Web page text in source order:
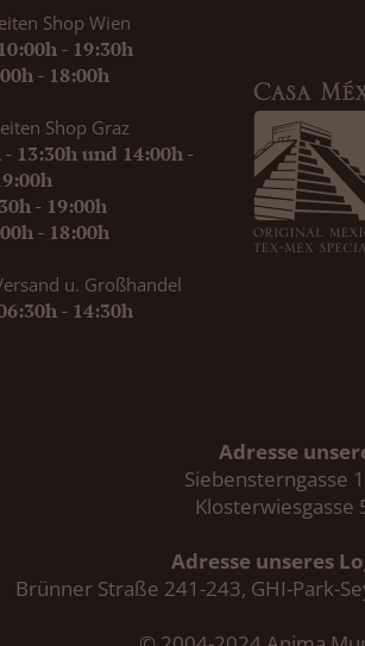
Shop Wien
- 19:30h
- 18:00h
Shop Graz
13:30h und 14:00h -
- 19:00h
- 18:00h
u. Großhandel
- 14:30h
Adresse
Siebensterngasse
Klosterwiesgasse
Adresse unseres
Brünner Straße 241-243, GHI-Park-